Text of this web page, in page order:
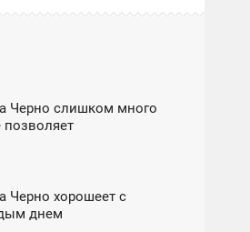
Черно слишком много
позволяет
Черно хорошеет с
днем